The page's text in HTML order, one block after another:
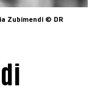
Zubimendi © DR